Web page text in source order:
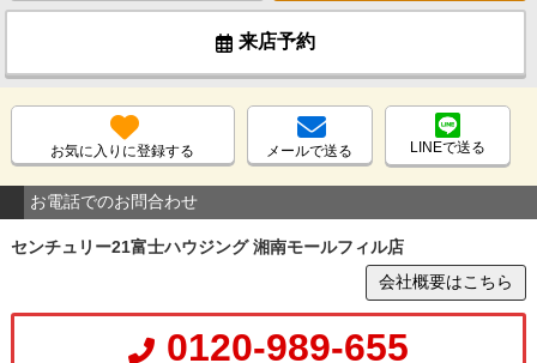
来店予約
お気に入りに登録する メールで送る LINEで送る
お電話でのお問合わせ
センチュリー21富士ハウジング 湘南モールフィル店
会社概要はこちら
0120-989-655